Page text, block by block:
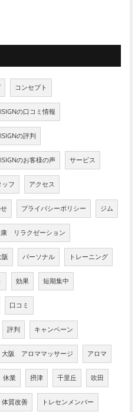
コンセプト
の口コミ情報
の評判
のお客様の声 サービス
ッフ アクセス
プライバシーポリシー ジム
康 リラクゼーション
阪 パーソナル トレーニング
効果 短期集中
口コミ
評判 キャンペーン
大阪 アロママッサージ アロマ
休業 摂津 千里丘 吹田
体質改善 トレセンメンバー